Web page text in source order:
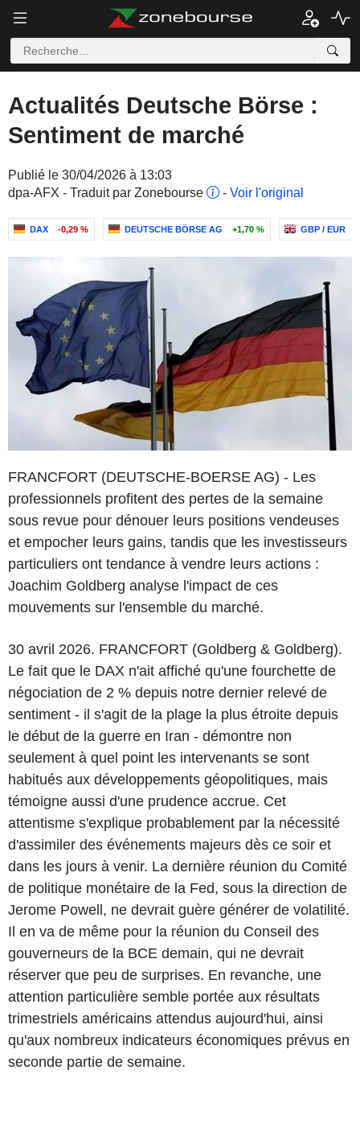
Actualités Deutsche Börse :
Sentiment de marché
Publié le 30/04/2026 à 13:03
dpa-AFX - Traduit par Zonebourse
- Voir l'original
DAX -0,29 % DEUTSCHE BÖRSE AG +1,70 % GBP / EUR
FRANCFORT (DEUTSCHE-BOERSE AG) - Les
professionnels profitent des pertes de la semaine
sous revue pour dénouer leurs positions vendeuses
et empocher leurs gains, tandis que les investisseurs
particuliers ont tendance à vendre leurs actions :
Joachim Goldberg analyse l'impact de ces
mouvements sur l'ensemble du marché.
30 avril 2026. FRANCFORT (Goldberg & Goldberg).
Le fait que le DAX n'ait affiché qu'une fourchette de
négociation de 2 % depuis notre dernier relevé de
sentiment - il s'agit de la plage la plus étroite depuis
le début de la guerre en Iran - démontre non
seulement à quel point les intervenants se sont
habitués aux développements géopolitiques, mais
témoigne aussi d'une prudence accrue. Cet
attentisme s'explique probablement par la nécessité
d'assimiler des événements majeurs dès ce soir et
dans les jours à venir. La dernière réunion du Comité
de politique monétaire de la Fed, sous la direction de
Jerome Powell, ne devrait guère générer de volatilité.
Il en va de même pour la réunion du Conseil des
gouverneurs de la BCE demain, qui ne devrait
réserver que peu de surprises. En revanche, une
attention particulière semble portée aux résultats
trimestriels américains attendus aujourd'hui, ainsi
qu'aux nombreux indicateurs économiques prévus en
seconde partie de semaine.